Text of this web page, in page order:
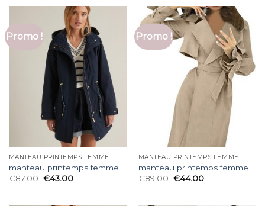
Promo !
MANTEAU PRINTEMPS FEMME
manteau printemps femme
€87.00 €43.00
Promo !
MANTEAU PRINTEMPS FEMME
manteau printemps femme
€89.00 €44.00